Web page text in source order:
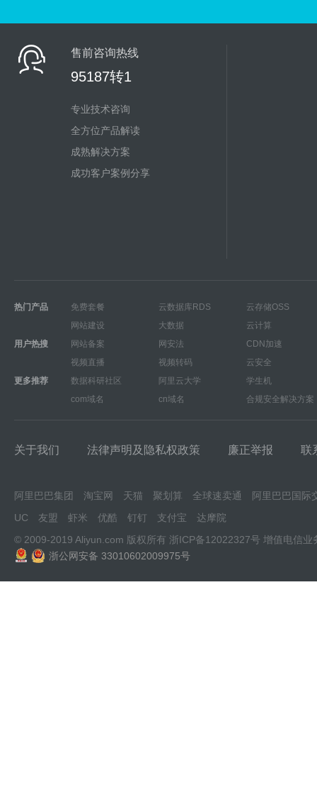
售前咨询热线
95187转1
专业技术咨询
全方位产品解读
成熟解决方案
成功客户案例分享
热门产品 免费套餐 云数据库RDS
云存储OSS
网站建设
大数据
云计算
用户热搜
网站备案 网安法
CDN加速
视频直播
视频转码
云安全
更多推荐
数据科研社区 阿里云大学
学生机
com域名
cn域名 合规安全解决方案
关于我们 法律声明及隐私权政策 廉正举报 联
阿里巴巴集团 淘宝网 天猫 聚划算 全球速卖通
阿里巴巴国际
UC
友盟 虾米 优酷 钉钉 支付宝
达摩院
© 2009-2019 Aliyun.com 版权所有 浙ICP备12022327号 增值电信业
浙公网安备 33010602009975号